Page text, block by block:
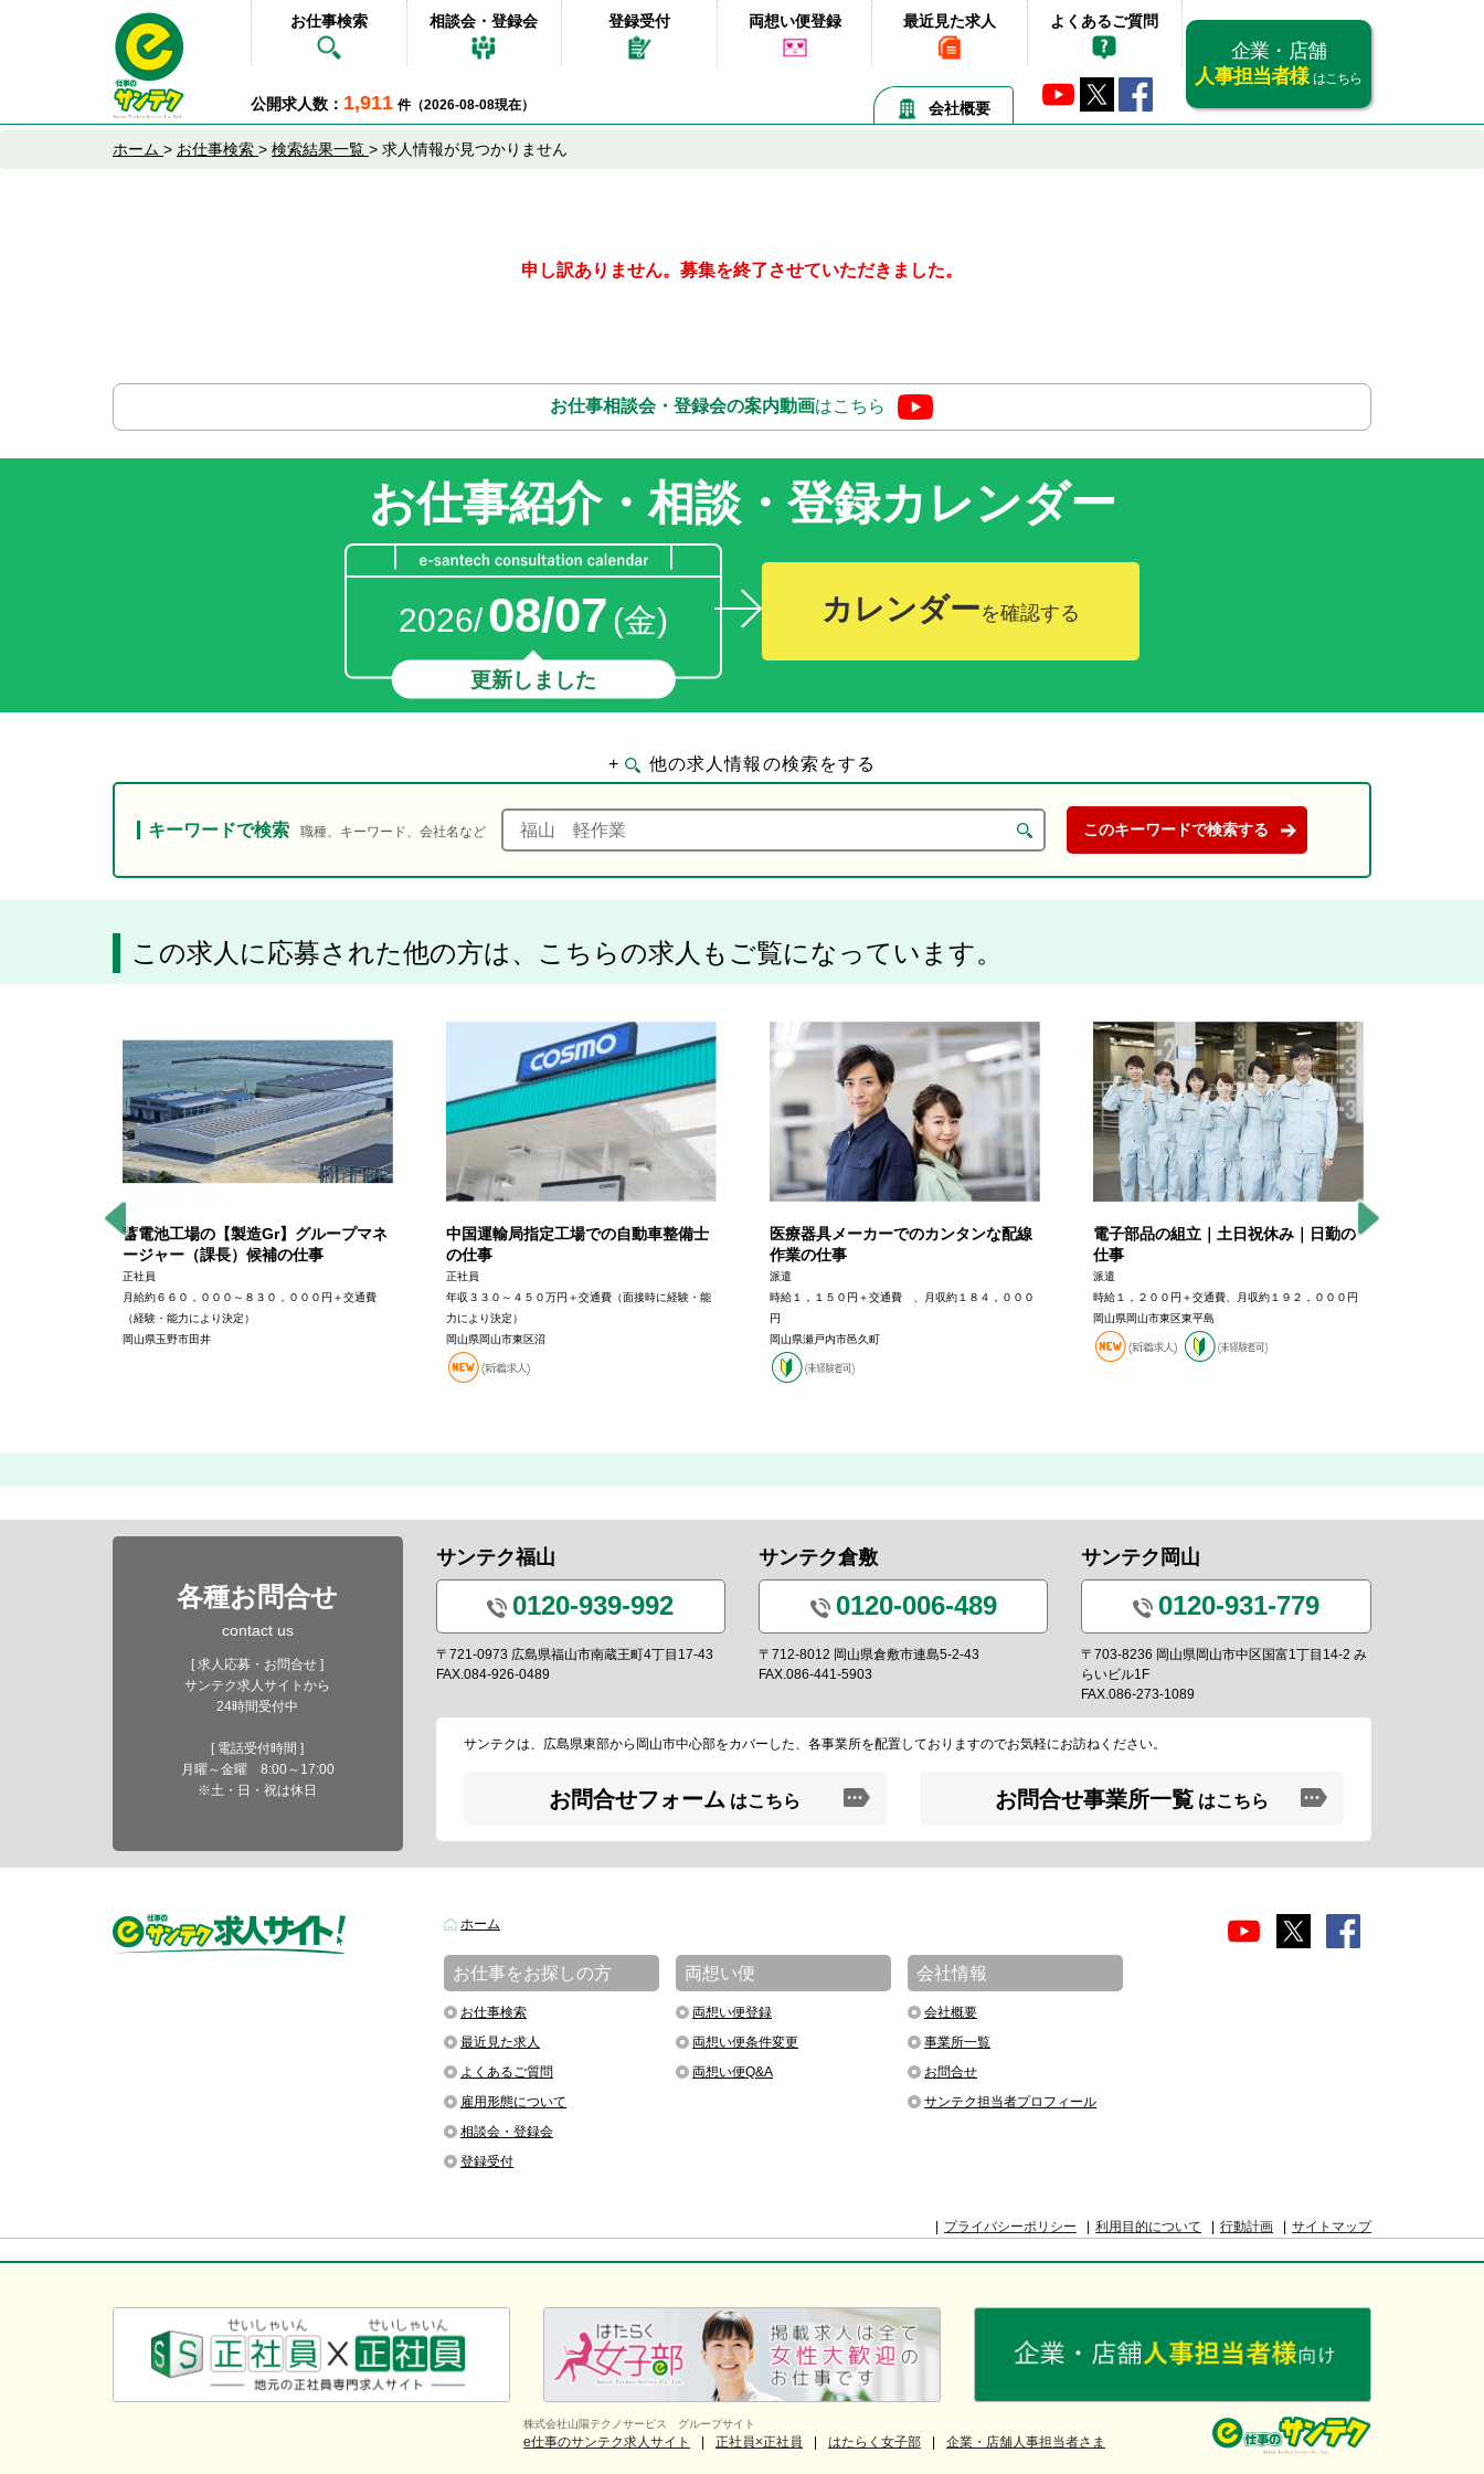
お仕事検索 相談会・登録会 登録受付 両想い便登録 最近見た求人 よくあるご質問
企業・店舗
人事担当者様 はこちら
公開求人数： 1,911 件（2026-08-08現在） 会社概要
ホーム > お仕事検索 > 検索結果一覧 > 求人情報が見つかりません
申し訳ありません。募集を終了させていただきました。
お仕事相談会・登録会の案内動画はこちら
お仕事紹介・相談・登録カレンダー
2026/08/07 (金)
更新しました
カレンダーを確認する
+ 他の求人情報の検索をする
キーワードで検索 職種、キーワード、会社名など
この求人に応募された他の方は、こちらの求人もご覧になっています。
蓄電池工場の【製造Gr】グループマネ
ージャー（課長）候補の仕事
正社員
月給約６６０，０００～８３０，０００円＋交通費
（経験・能力により決定）
岡山県玉野市田井
中国運輸局指定工場での自動車整備士
の仕事
正社員
年収３３０～４５０万円＋交通費（面接時に経験・能
力により決定）
岡山県岡山市東区沼
医療器具メーカーでのカンタンな配線
作業の仕事
派遣
時給１，１５０円＋交通費 、月収約１８４，０００
円
岡山県瀬戸内市邑久町
電子部品の組立｜土日祝休み｜日勤の
仕事
派遣
時給１，２００円＋交通費、月収約１９２，０００円
岡山県岡山市東区東平島
各種お問合せ
contact us
[ 求人応募・お問合せ ]
サンテク求人サイトから
24時間受付中
[ 電話受付時間 ]
月曜～金曜 8:00～17:00
※土・日・祝は休日
サンテク福山
0120-939-992
〒721-0973 広島県福山市南蔵王町4丁目17-43
FAX.084-926-0489
サンテク倉敷
0120-006-489
〒712-8012 岡山県倉敷市連島5-2-43
FAX.086-441-5903
サンテク岡山
0120-931-779
〒703-8236 岡山県岡山市中区国富1丁目14-2 み
らいビル1F
FAX.086-273-1089
サンテクは、広島県東部から岡山市中心部をカバーした、各事業所を配置しておりますのでお気軽にお訪ねください。
お問合せフォーム はこちら お問合せ事業所一覧 はこちら
ホーム
お仕事をお探しの方
お仕事検索
最近見た求人
よくあるご質問
雇用形態について
相談会・登録会
登録受付
両想い便
両想い便登録
両想い便条件変更
両想い便Q&A
会社情報
会社概要
事業所一覧
お問合せ
サンテク担当者プロフィール
プライバシーポリシー 利用目的について 行動計画 サイトマップ
株式会社山陽テクノサービス グループサイト
e仕事のサンテク求人サイト 正社員×正社員 はたらく女子部 企業・店舗人事担当者さま